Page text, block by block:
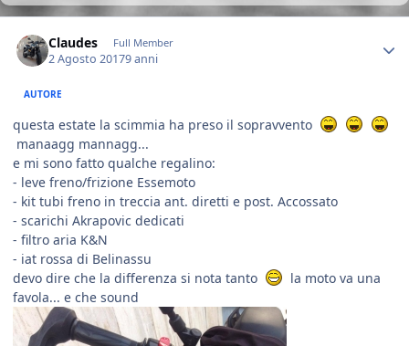
Claudes Full Member
2 Agosto 20179 anni
AUTORE
questa estate la scimmia ha preso il sopravvento
manaagg mannagg...
e mi sono fatto qualche regalino:
- leve freno/frizione Essemoto
- kit tubi freno in treccia ant. diretti e post. Accossato
- scarichi Akrapovic dedicati
- filtro aria K&N
- iat rossa di Belinassu
devo dire che la differenza si nota tanto
la moto va una
favola... e che sound